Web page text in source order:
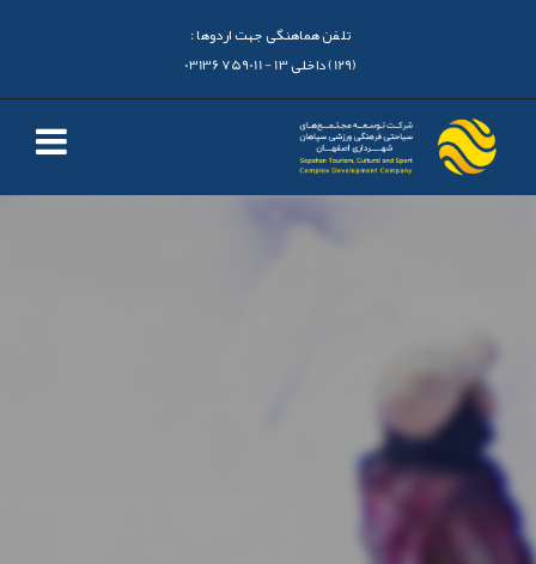
تلفن هماهنگی جهت اردوها :